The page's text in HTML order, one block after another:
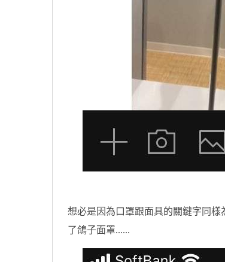
想必是因為口罩跟面具的關鍵字同樣
了鴿子面罩......